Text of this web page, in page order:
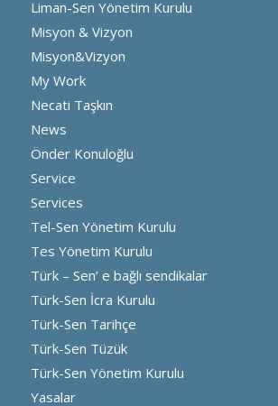
Liman-Sen Yönetim Kurulu
Misyon & Vizyon
Misyon&Vizyon
My Work
Necati Taşkın
News
Önder Konuloğlu
Service
Services
Tel-Sen Yönetim Kurulu
Tes Yönetim Kurulu
Türk – Sen’ e bağlı sendikalar
Türk-Sen İcra Kurulu
Türk-Sen Tarihçe
Türk-Sen Tüzük
Türk-Sen Yönetim Kurulu
Yasalar